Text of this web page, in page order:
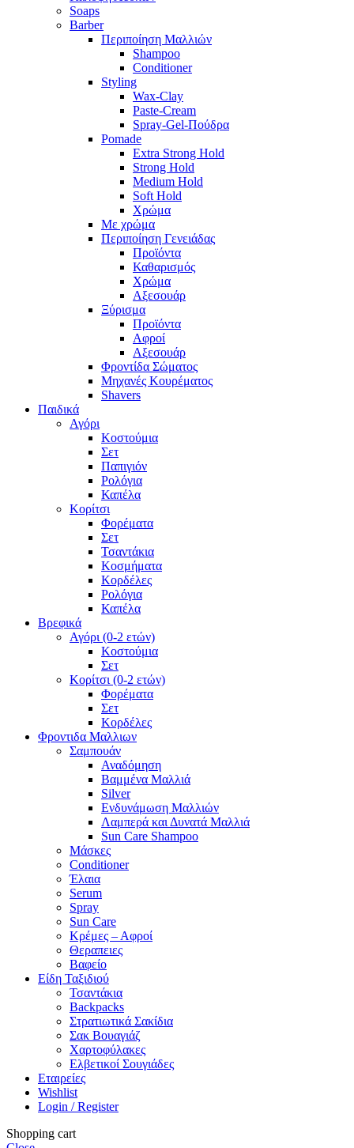
Soaps
Barber
Περιποίηση Μαλλιών
Shampoo
Conditioner
Styling
Wax-Clay
Paste-Cream
Spray-Gel-Πούδρα
Pomade
Extra Strong Hold
Strong Hold
Medium Hold
Soft Hold
Χρώμα
Με χρώμα
Περιποίηση Γενειάδας
Προϊόντα
Καθαρισμός
Χρώμα
Αξεσουάρ
Ξύρισμα
Προϊόντα
Αφροί
Αξεσουάρ
Φροντίδα Σώματος
Μηχανές Κουρέματος
Shavers
Παιδικά
Αγόρι
Κοστούμια
Σετ
Παπιγιόν
Ρολόγια
Καπέλα
Κορίτσι
Φορέματα
Σετ
Τσαντάκια
Κοσμήματα
Κορδέλες
Ρολόγια
Καπέλα
Βρεφικά
Αγόρι (0-2 ετών)
Κοστούμια
Σετ
Κορίτσι (0-2 ετών)
Φορέματα
Σετ
Κορδέλες
Φροντιδα Μαλλιων
Σαμπουάν
Αναδόμηση
Βαμμένα Μαλλιά
Silver
Ενδυνάμωση Μαλλιών
Λαμπερά και Δυνατά Μαλλιά
Sun Care Shampoo
Μάσκες
Conditioner
Έλαια
Serum
Spray
Sun Care
Κρέμες – Αφροί
Θεραπειες
Βαφείο
Είδη Ταξιδιού
Τσαντάκια
Backpacks
Στρατιωτικά Σακίδια
Σακ Βουαγιάζ
Χαρτοφύλακες
Ελβετικοί Σουγιάδες
Εταιρείες
Wishlist
Login / Register
Shopping cart